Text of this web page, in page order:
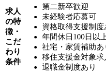
求人
の特
徴・
こだ
わり
条件
第二新卒歓迎
未経験者応募可
資格取得支援制度
年間休日100日以
社宅・家賃補助あ
移住支援金対象求
退職金制度あり